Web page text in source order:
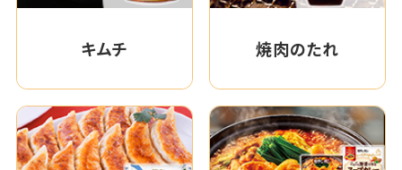
キムチ 焼肉のたれ